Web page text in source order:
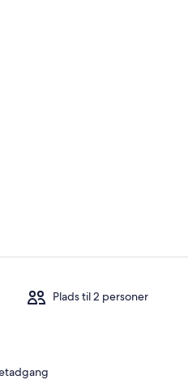
Plads til 2 personer